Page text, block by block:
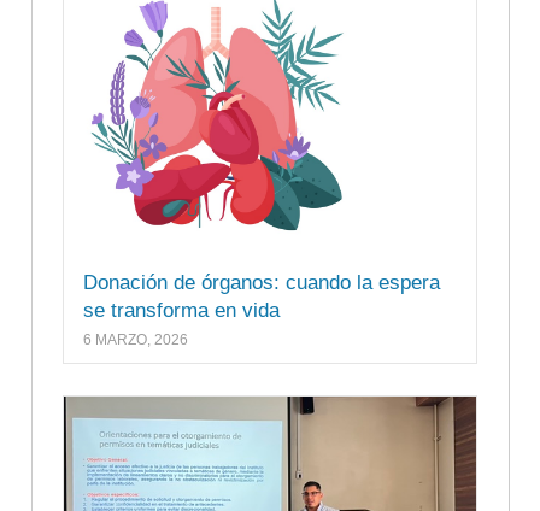
Donación de órganos: cuando la espera
se transforma en vida
6 MARZO, 2026